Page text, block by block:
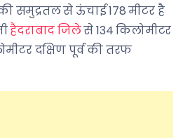
समुद्रतल से ऊंचाई 178 मीटर है
हैदराबाद जिलेसे 134 किलोमीटर
दक्षिण पूर्व की तरफ